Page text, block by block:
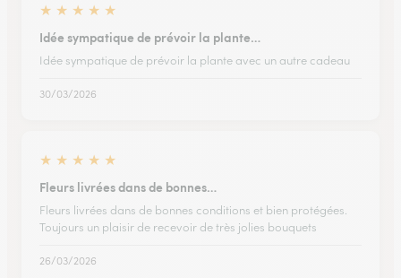
★ ★ ★ ★ ★
Idée sympatique de prévoir la plante…
Idée sympatique de prévoir la plante avec un autre cadeau
30/03/2026
★ ★ ★ ★ ★
Fleurs livrées dans de bonnes…
Fleurs livrées dans de bonnes conditions et bien protégées.
Toujours un plaisir de recevoir de très jolies bouquets
26/03/2026